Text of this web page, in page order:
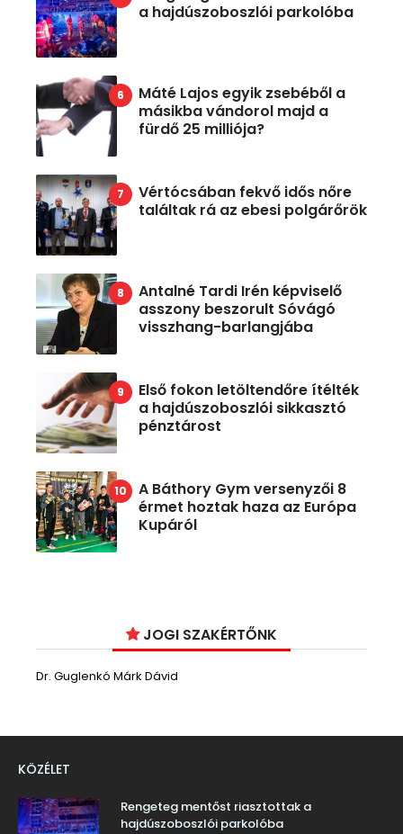
a hajdúszoboszlói parkolóba
Máté Lajos egyik zsebéből a
másikba vándorol majd a
fürdő 25 milliója?
Vértócsában fekvő idős nőre
találtak rá az ebesi polgárőrök
Antalné Tardi Irén képviselő
asszony beszorult Sóvágó
visszhang-barlangjába
Első fokon letöltendőre ítélték
a hajdúszoboszlói sikkasztó
pénztárost
A Báthory Gym versenyzői 8
érmet hoztak haza az Európa
Kupáról
JOGI SZAKÉRTŐNK
Dr. Guglenkó Márk Dávid
KÖZÉLET
Rengeteg mentőst riasztottak a
hajdúszoboszlói parkolóba